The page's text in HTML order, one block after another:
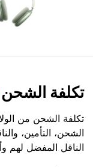
تكلفة الشحن
تكلفة الشحن من
الناقل المفضل لهم